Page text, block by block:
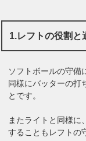
1.レフトの役割と
ソフトボールの守備
同様にバッターの打
とです。
またライトと同様に
することもレフトの